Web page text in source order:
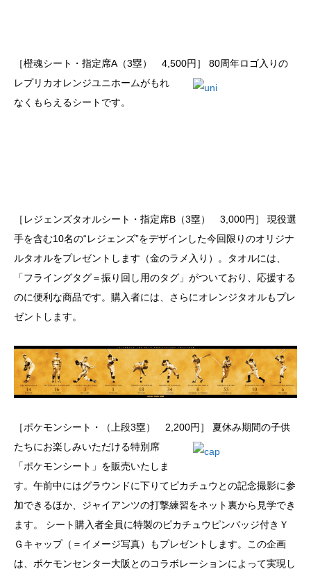
［橙魂シート・指定席A（3塁） 4,500円］
80周年ロゴ入りの
レプリカオレンジユニホームがもれ
なくもらえるシートです。
［レジェンズタオルシート・指定席B（3塁） 3,000円］ 現役選
手を含む10名の“レジェンズ”をデザインした今回限りのオリジナ
ルタオルをプレゼントします（金のラメ入り）。タオルには、
「フライングタグ＝振り回し用のタグ」がついており、応援する
のに便利な商品です。購入者には、さらにオレンジタオルもプレ
ゼントします。
［ポケモンシート・（上段3塁） 2,200円］
夏休み期間の子供
たちにお楽しみいただける特別席
「ポケモンシート」を販売いたしま
す。午前中にはグラウンドに下りてピカチュウとの記念撮影に参
加できるほか、ジャイアンツの打撃練習をネット裏から見学でき
ます。 シート購入者全員に特製のピカチュウピンバッジ付きＹ
Ｇキャップ（＝イメージ写真）もプレゼントします。この企画
は、ポケモンセンター大阪とのコラボレーションによって実現し